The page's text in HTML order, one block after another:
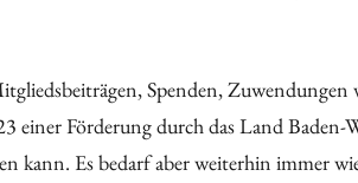
Spenden,
einer Förderung durch das Land
kann. Es bedarf aber weiterhin immer